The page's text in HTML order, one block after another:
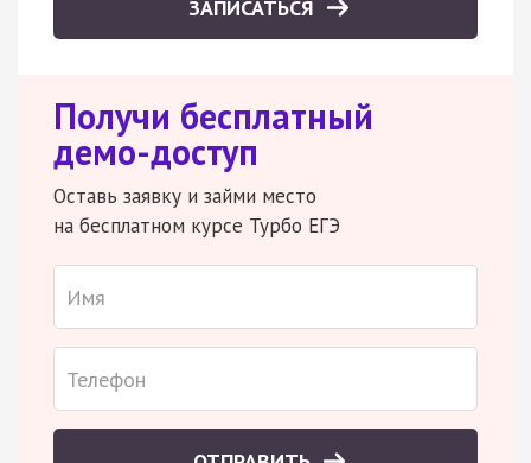
ЗАПИСАТЬСЯ
Получи бесплатный
демо-доступ
Оставь заявку и займи место
на бесплатном курсе Турбо ЕГЭ